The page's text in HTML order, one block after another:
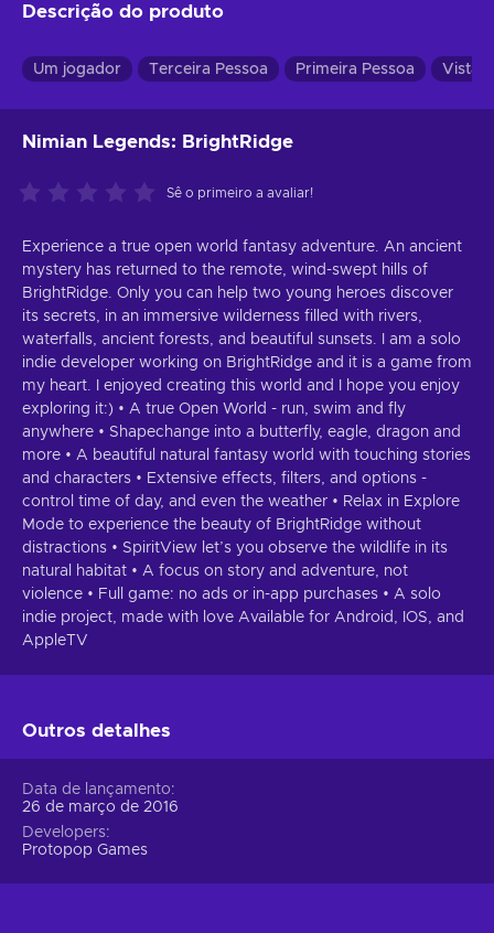
Descrição do produto
Um jogador Terceira Pessoa Primeira Pessoa Vista
Nimian Legends: BrightRidge
Sê o primeiro a avaliar!
Experience a true open world fantasy adventure. An ancient
mystery has returned to the remote, wind-swept hills of
BrightRidge. Only you can help two young heroes discover
its secrets, in an immersive wilderness filled with rivers,
waterfalls, ancient forests, and beautiful sunsets. I am a solo
indie developer working on BrightRidge and it is a game from
my heart. I enjoyed creating this world and I hope you enjoy
exploring it:) • A true Open World - run, swim and fly
anywhere • Shapechange into a butterfly, eagle, dragon and
more • A beautiful natural fantasy world with touching stories
and characters • Extensive effects, filters, and options -
control time of day, and even the weather • Relax in Explore
Mode to experience the beauty of BrightRidge without
distractions • SpiritView let’s you observe the wildlife in its
natural habitat • A focus on story and adventure, not
violence • Full game: no ads or in-app purchases • A solo
indie project, made with love Available for Android, IOS, and
AppleTV
Outros detalhes
Data de lançamento
26 de março de 2016
Developers
Protopop Games